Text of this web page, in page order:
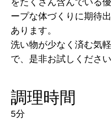
ープな体づくりに期待
あります。
洗い物が少なく済む気
で、是非お試しください
調理時間
5分